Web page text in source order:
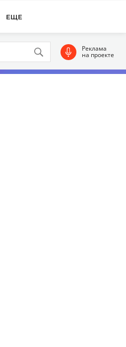
ЕЩЕ
Реклама
на проекте